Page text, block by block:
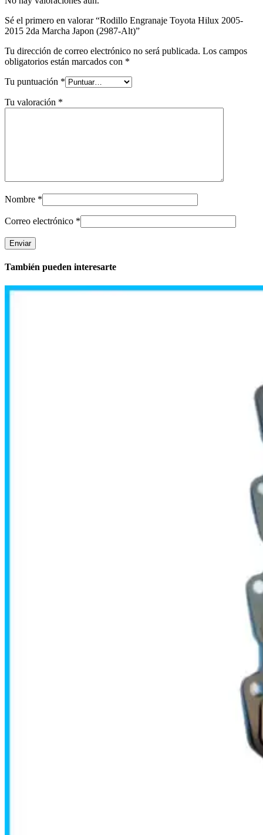
Sé el primero en valorar “Rodillo Engranaje Toyota Hilux 2005-
2015 2da Marcha Japon (2987-Alt)”
Tu dirección de correo electrónico no será publicada. Los campos
obligatorios están marcados con *
Tu puntuación *
Tu valoración *
Nombre *
Correo electrónico *
También pueden interesarte